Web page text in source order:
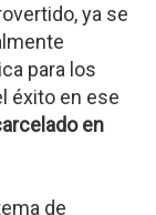
ya se
para los
éxito en ese
en
de